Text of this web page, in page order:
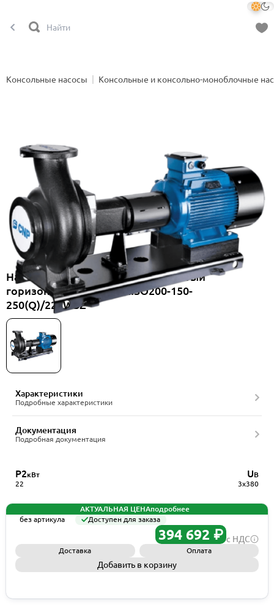
Консольные насосы Консольные и консольно-моноблочные
Насос консольный одноступенчатый
горизонтальный CNP NISO200-150-
250(Q)/22SWSZ
Характеристики
Подробные характеристики
Документация
Подробная документация
P2кВт
22
UВ
3x380
АКТУАЛЬНАЯ ЦЕНАподробнее
без артикула
Доступен для заказа
394 692 ₽ с НДС
Доставка Оплата
Добавить в корзину